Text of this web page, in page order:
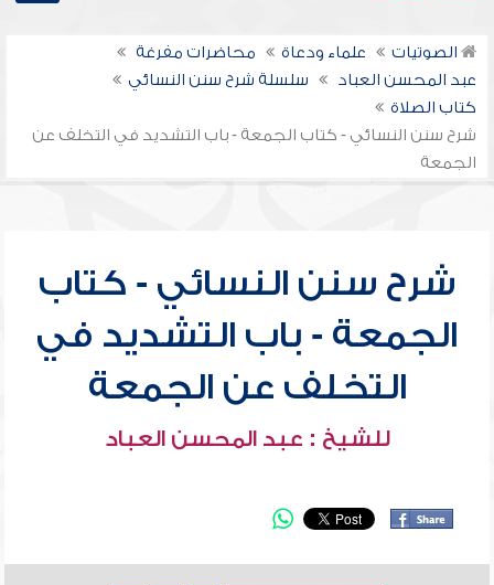
الصوتيات علماء ودعاة
محاضرات مفرغة
عبد المحسن العباد
سلسلة شرح سنن النسائي
كتاب الصلاة
شرح سنن النسائي - كتاب الجمعة - باب التشديد في التخلف عن
الجمعة
شرح سنن النسائي - كتاب
الجمعة - باب التشديد في
التخلف عن الجمعة
للشيخ : عبد المحسن العباد